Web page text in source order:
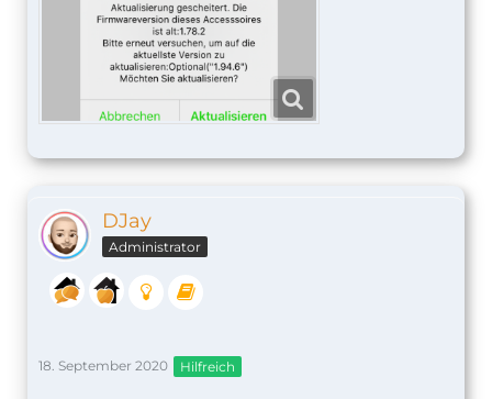
DJay
Administrator
18. September 2020 Hilfreich